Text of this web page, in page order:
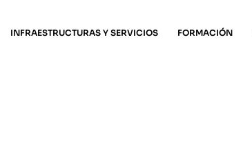
INFRAESTRUCTURAS Y SERVICIOS FORMACIÓN